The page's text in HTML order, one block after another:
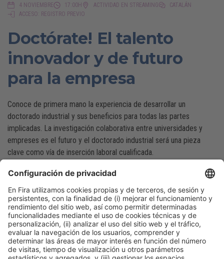
4 NOVIEMBRE 17:00H ACTIVIDAD EN STREAMING
CATALÁN
ACCESO: REGISTRO PREVIO
Doctórate! El talento
innovador y de futuro
para la empresa
Conoce de primera mano la experiencia de desarrollar un
doctorado industrial y sus beneficios para todas las partes
implicadas. La investigación colaborativa entre universidades y
empreses es el futuro y el doctorado industrial será una pieza
clave como vía de inserción laboral cualificada.
ENTIDAD ORGANIZADORA